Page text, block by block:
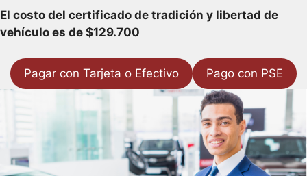
El costo del certificado de tradición y libertad de
vehículo es de $129.700
Pagar con Tarjeta o Efectivo Pago con PSE